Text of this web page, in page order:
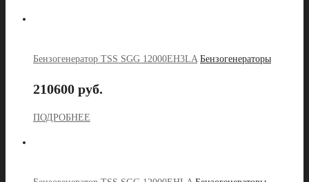
Бензогенератор TSS SGG 12000EH3LA Бензогенераторы
210600 руб.
ПОДРОБНЕЕ